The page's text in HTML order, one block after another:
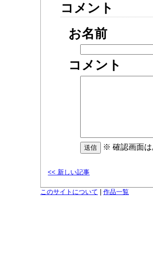
コメント
お名前
コメント
※ 確認画面は
<< 新しい記事
このサイトについて 作品一覧